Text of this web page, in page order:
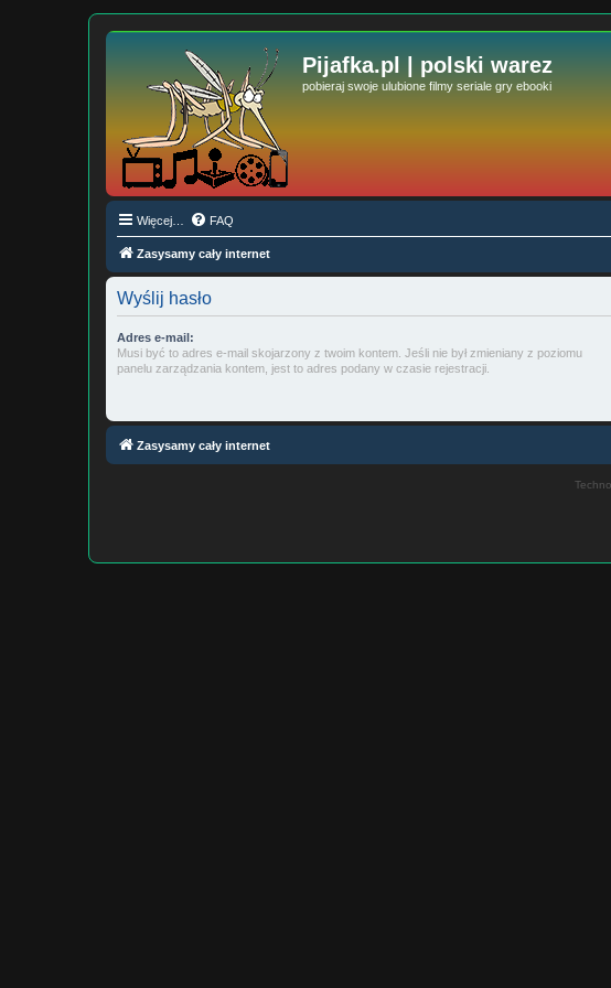
Pijafka.pl | polski warez
pobieraj swoje ulubione filmy seriale gry ebooki
Więcej… FAQ
Zasysamy cały internet
Wyślij hasło
Adres e-mail:
Musi być to adres e-mail skojarzony z twoim kontem. Jeśli nie był zmieniany z poziomu
panelu zarządzania kontem, jest to adres podany w czasie rejestracji.
Zasysamy cały internet